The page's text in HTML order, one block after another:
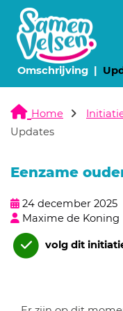
Omschrijving
Home
Updates
Eenzame
24 december 2025
Maxime de Koning
volg dit